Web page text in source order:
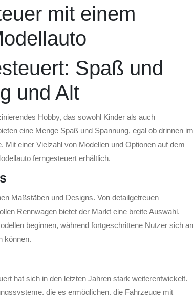
mit einem
Spaß und
und Alt
Hobby, das sowohl Kinder als auch
eine Menge Spaß und Spannung, egal ob drinnen im
einer Vielzahl von Modellen und Optionen auf dem
ferngesteuert erhältlich.
Maßstäben und Designs. Von detailgetreuen
Rennwagen bietet der Markt eine breite Auswahl.
beginnen, während fortgeschrittene Nutzer sich an
können.
hat sich in den letzten Jahren stark weiterentwickelt.
die es ermöglichen, die Fahrzeuge mit